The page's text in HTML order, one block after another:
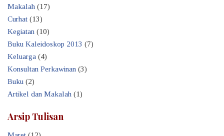
Makalah (17)
Curhat (13)
Kegiatan (10)
Buku Kaleidoskop 2013 (7)
Keluarga (4)
Konsultan Perkawinan (3)
Buku (2)
Artikel dan Makalah (1)
Arsip Tulisan